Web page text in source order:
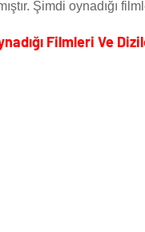
Şimdi oynadığı
Filmleri Ve